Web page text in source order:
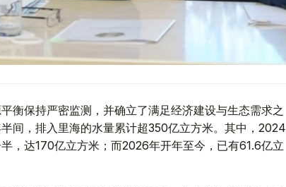
衡保持严密监测，并确立了满足经济建设与生态需求之
间，排入里海的水量累计超350亿立方米。其中，2024
，达170亿立方米；而2026年开年至今，已有61.6亿立